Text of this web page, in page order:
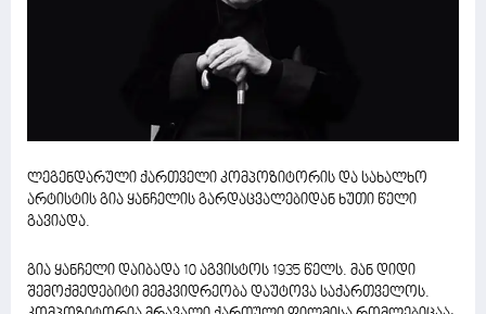
ლეგენდარული ქართველი კომპოზიტორის და სახალხო
არტისტის გია ყანჩელის გარდაცვალებიდან ხუთი წელი
გავიადა.
გია ყანჩელი დაიბადა 10 აგვისტოს 1935 წელს. მან დიდი
შემოქმედებიტი მემკვიდრეობა დაუტოვა საქართველოს.